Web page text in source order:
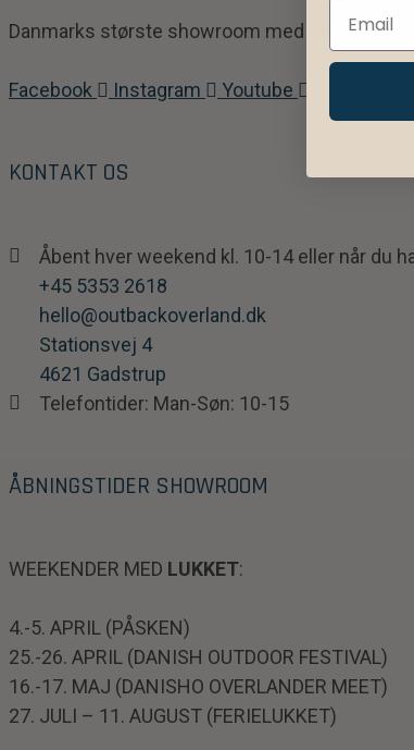
Danmarks største showroom med stort
Facebook Instagram Youtube
KONTAKT OS
Åbent hver weekend kl. 10-14 eller når du
+45 5353 2618
hello@outbackoverland.dk
Stationsvej 4
4621 Gadstrup
Telefontider: Man-Søn: 10-15
ÅBNINGSTIDER SHOWROOM
WEEKENDER MED LUKKET:
4.-5. APRIL (PÅSKEN)
25.-26. APRIL (DANISH OUTDOOR FESTIVAL)
16.-17. MAJ (DANISHO OVERLANDER MEET)
27. JULI – 11. AUGUST (FERIELUKKET)